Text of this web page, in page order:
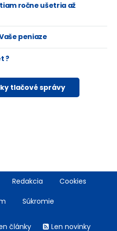
ročne ušetria až
peniaze
?
tlačové správy
Redakcia Cookies
Súkromie
články Len novinky